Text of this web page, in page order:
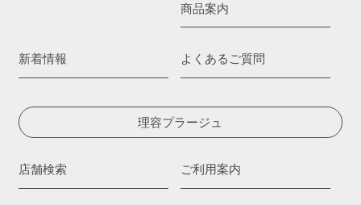
商品案内
新着情報 よくあるご質問
理容プラージュ
店舗検索 ご利用案内